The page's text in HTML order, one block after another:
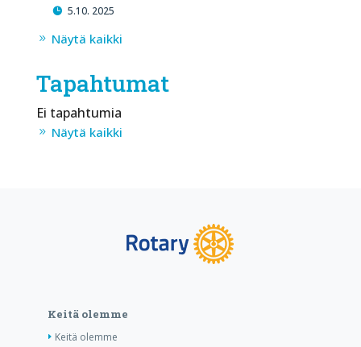
5.10. 2025
Näytä kaikki
Tapahtumat
Ei tapahtumia
Näytä kaikki
Keitä olemme
Keitä olemme